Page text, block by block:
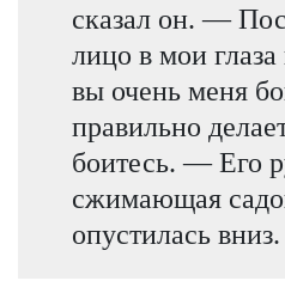
сказал он. —
лицо в мои
вы очень меня
правильно
боитесь. — Его
сжимающая
опустилась вниз.